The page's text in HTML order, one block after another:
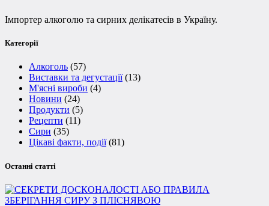
Імпортер алкоголю та сирних делікатесів в Україну.
Категорії
Алкоголь (57)
Виставки та дегустації(13)
М'ясні вироби (4)
Новини (24)
Продукти (5)
Рецепти (11)
Сири (35)
Цікаві факти, події(81)
Останні статті